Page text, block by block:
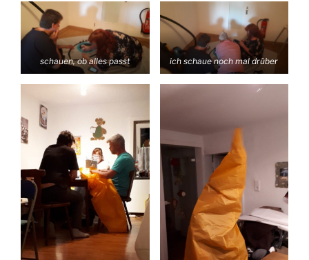
schauen, ob alles passt ich schaue noch mal drüber